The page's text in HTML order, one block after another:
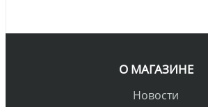
О МАГАЗИНЕ
Новости